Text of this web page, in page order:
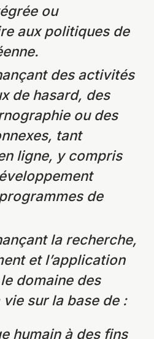
ou
aux politiques de
des activités
de hasard, des
ou des
tant
ligne, y compris
de
la recherche,
et l’application
domaine des
sur la base de :
humain à des fins